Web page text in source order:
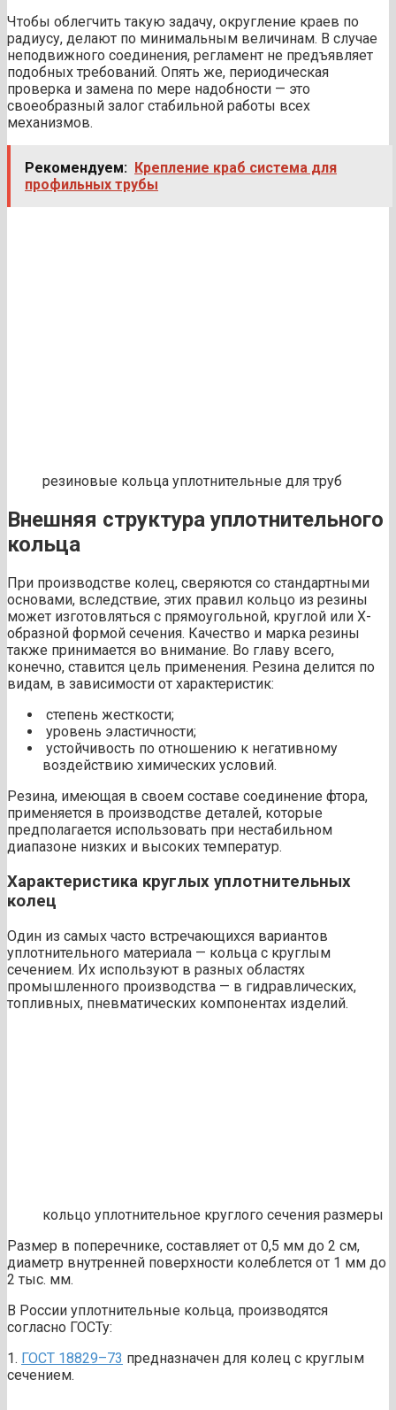
Чтобы облегчить такую задачу, округление краев по
радиусу, делают по минимальным величинам. В случае
неподвижного соединения, регламент не предъявляет
подобных требований. Опять же, периодическая
проверка и замена по мере надобности — это
своеобразный залог стабильной работы всех
механизмов.
Рекомендуем: Крепление краб система для
профильных трубы
резиновые кольца уплотнительные для труб
Внешняя структура уплотнительного
кольца
При производстве колец, сверяются со стандартными
основами, вследствие, этих правил кольцо из резины
может изготовляться с прямоугольной, круглой или Х-
образной формой сечения. Качество и марка резины
также принимается во внимание. Во главу всего,
конечно, ставится цель применения. Резина делится по
видам, в зависимости от характеристик:
степень жесткости;
уровень эластичности;
устойчивость по отношению к негативному
воздействию химических условий.
Резина, имеющая в своем составе соединение фтора,
применяется в производстве деталей, которые
предполагается использовать при нестабильном
диапазоне низких и высоких температур.
Характеристика круглых уплотнительных
колец
Один из самых часто встречающихся вариантов
уплотнительного материала — кольца с круглым
сечением. Их используют в разных областях
промышленного производства — в гидравлических,
топливных, пневматических компонентах изделий.
кольцо уплотнительное круглого сечения размеры
Размер в поперечнике, составляет от 0,5 мм до 2 см,
диаметр внутренней поверхности колеблется от 1 мм до
2 тыс. мм.
В России уплотнительные кольца, производятся
согласно ГОСТу:
1. ГОСТ 18829–73 предназначен для колец с круглым
сечением.